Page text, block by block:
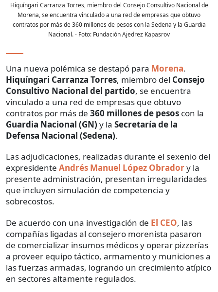
Hiquíngari Carranza Torres, miembro del Consejo Consultivo Nacional de
Morena, se encuentra vinculado a una red de empresas que obtuvo
contratos por más de 360 millones de pesos con la Sedena y la Guardia
Nacional.- Foto: Fundación Ajedrez Kapasrov
Una nueva polémica se destapó para Morena.
Hiquíngari Carranza Torres, miembro del Consejo
Consultivo Nacional del partido, se encuentra
vinculado a una red de empresas que obtuvo
contratos por más de 360 millones de pesos con la
Guardia Nacional (GN) y la Secretaría de la
Defensa Nacional (Sedena).
Las adjudicaciones, realizadas durante el sexenio del
expresidente Andrés Manuel López Obradory la
presente administración, presentan irregularidades
que incluyen simulación de competencia y
sobrecostos.
De acuerdo con una investigación de El CEO, las
compañías ligadas al consejero morenista pasaron
de comercializar insumos médicos y operar pizzerías
a proveer equipo táctico, armamento y municiones a
las fuerzas armadas, logrando un crecimiento atípico
en sectores altamente regulados.